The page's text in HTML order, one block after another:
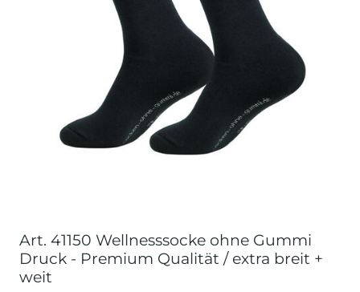
Art. 41150 Wellnesssocke ohne Gummi
Druck - Premium Qualität / extra breit +
weit